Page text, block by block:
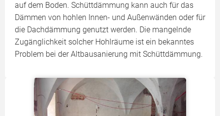
auf dem Boden. Schüttdämmung kann auch für das
Dämmen von hohlen Innen- und Außenwänden oder für
die Dachdämmung genutzt werden. Die mangelnde
Zugänglichkeit solcher Hohlräume ist ein bekanntes
Problem bei der Altbausanierung mit Schüttdämmung.